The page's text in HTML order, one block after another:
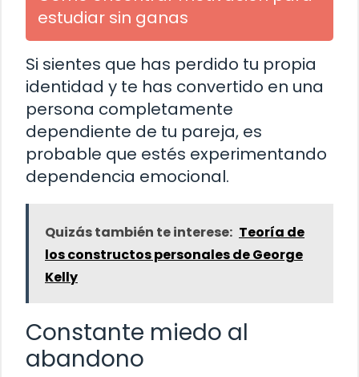
estudiar sin ganas
Si sientes que has perdido tu propia
identidad y te has convertido en una
persona completamente
dependiente de tu pareja, es
probable que estés experimentando
dependencia emocional.
Quizás también te interese: Teoría de
los constructos personales de George
Kelly
Constante miedo al
abandono